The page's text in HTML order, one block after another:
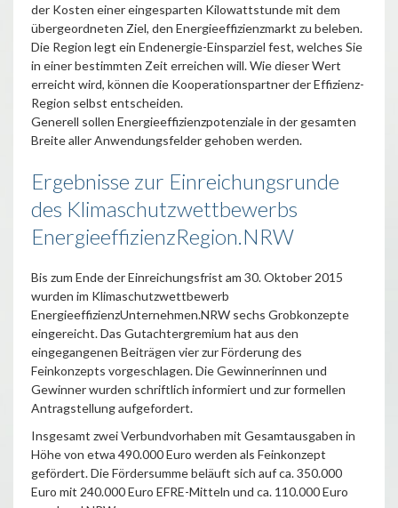
der Kosten einer eingesparten Kilowattstunde mit dem
übergeordneten Ziel, den Energieeffizienzmarkt zu beleben.
Die Region legt ein Endenergie-Einsparziel fest, welches Sie
in einer bestimmten Zeit erreichen will. Wie dieser Wert
erreicht wird, können die Kooperationspartner der Effizienz-
Region selbst entscheiden.
Generell sollen Energieeffizienzpotenziale in der gesamten
Breite aller Anwendungsfelder gehoben werden.
Ergebnisse zur Einreichungsrunde
des Klimaschutzwettbewerbs
EnergieeffizienzRegion.NRW
Bis zum Ende der Einreichungsfrist am 30. Oktober 2015
wurden im Klimaschutzwettbewerb
EnergieeffizienzUnternehmen.NRW sechs Grobkonzepte
eingereicht. Das Gutachtergremium hat aus den
eingegangenen Beiträgen vier zur Förderung des
Feinkonzepts vorgeschlagen. Die Gewinnerinnen und
Gewinner wurden schriftlich informiert und zur formellen
Antragstellung aufgefordert.
Insgesamt zwei Verbundvorhaben mit Gesamtausgaben in
Höhe von etwa 490.000 Euro werden als Feinkonzept
gefördert. Die Fördersumme beläuft sich auf ca. 350.000
Euro mit 240.000 Euro EFRE-Mitteln und ca. 110.000 Euro